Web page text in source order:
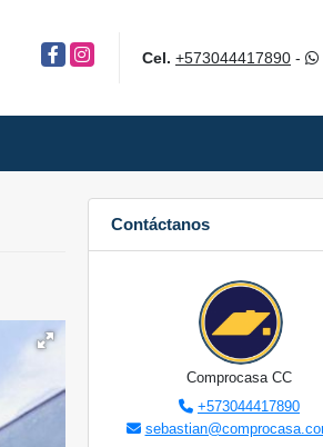
FacebookInstagram Cel. +573044417890-
Contáctanos
Comprocasa CC
+573044417890